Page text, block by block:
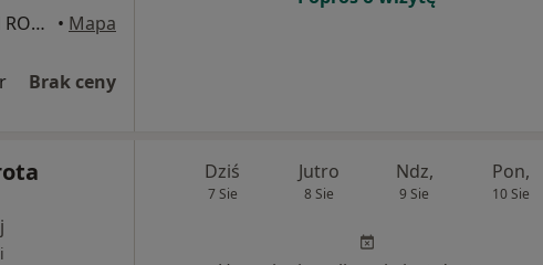
Obornicka 229 lok. 204, (nieopodal RONDA OBORNICKIEGO, naprzeciwko marketu ALDI,"Galeria Arkada"), Poznań • Mapa
Brak ceny
Dziś
7 Sie
Jutro
8 Sie
Ndz,
9 Sie
Pon,
10 Sie